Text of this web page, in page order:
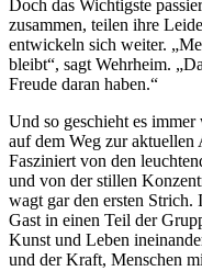
Doch das Wichtigste
zusammen, teilen ihre
entwickeln sich weiter.
bleibt“, sagt Wehrheim.
Freude daran haben.“
Und so geschieht es
auf dem Weg zur
Fasziniert von den
und von der stillen
wagt gar den ersten
Gast in einen Teil der
Kunst und Leben
und der Kraft, Menschen